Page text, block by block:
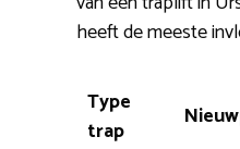
heeft de meeste
Type
trap